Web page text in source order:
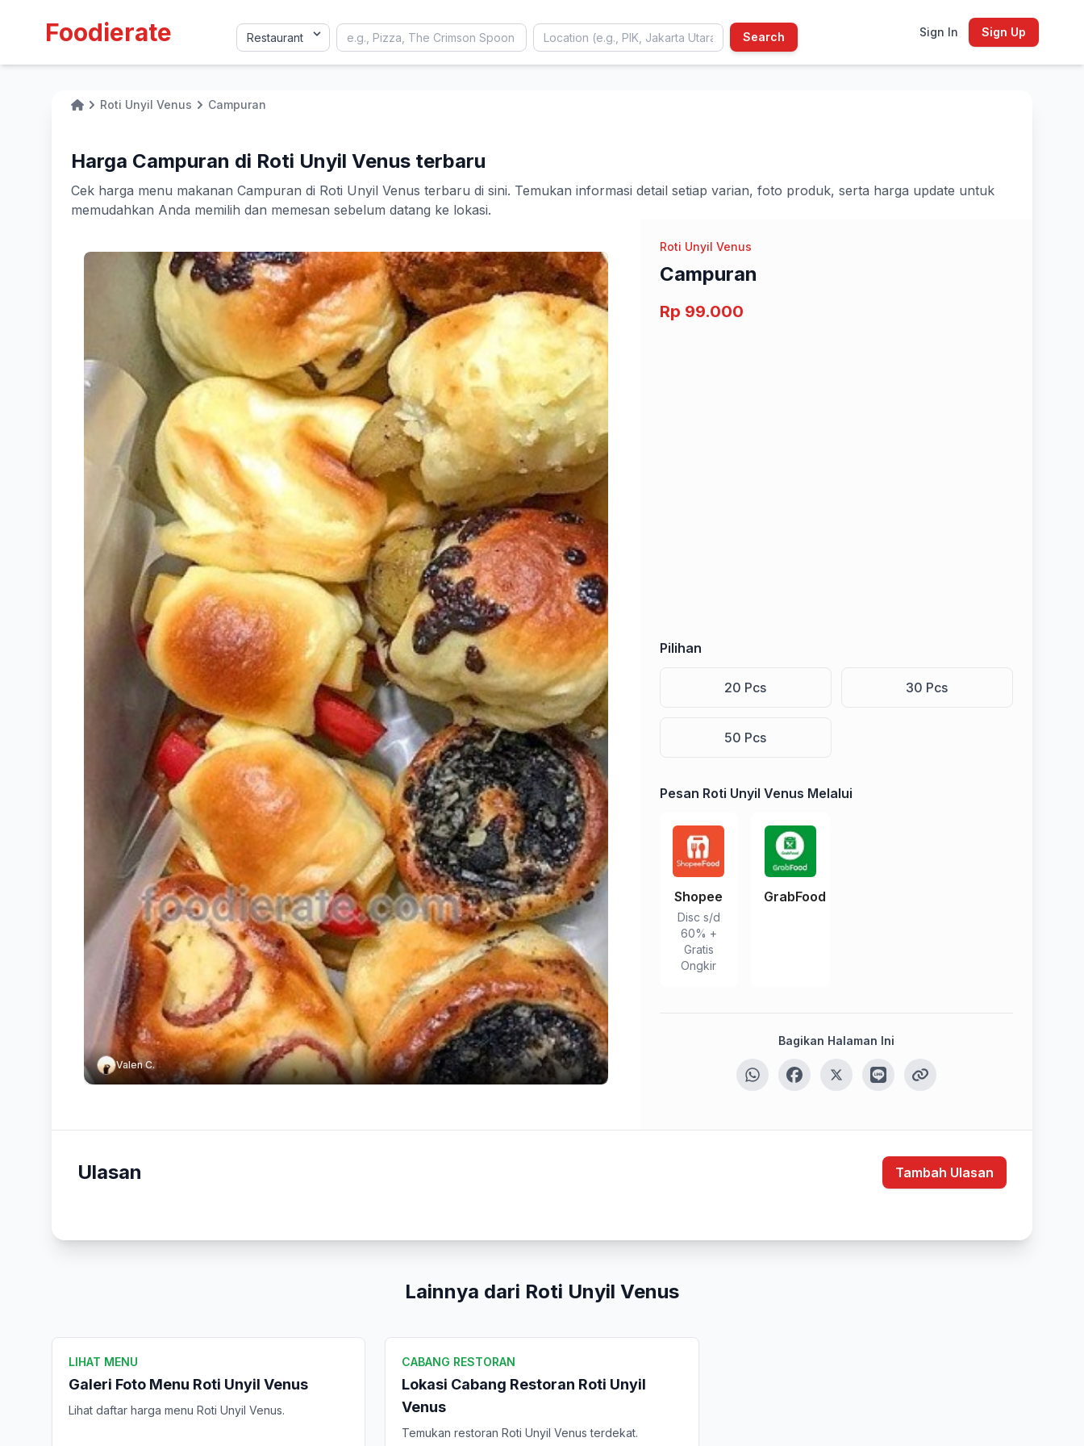
Foodierate Search Sign In Sign Up
HomeRoti Unyil Venus Campuran
Harga Campuran di Roti Unyil Venus terbaru
Cek harga menu makanan Campuran di Roti Unyil Venus terbaru di sini. Temukan informasi detail setiap varian, foto produk, serta harga update untuk
memudahkan Anda memilih dan memesan sebelum datang ke lokasi.
Valen C.
Roti Unyil Venus
Campuran
Rp 99.000
Pilihan
20 Pcs 30 Pcs
50 Pcs
Pesan Roti Unyil Venus Melalui
Shopee
Disc s/d
60% +
Gratis
Ongkir
GrabFood
Bagikan Halaman Ini
Ulasan Tambah Ulasan
Lainnya dari Roti Unyil Venus
LIHAT MENU
Galeri Foto Menu Roti Unyil Venus
Lihat daftar harga menu Roti Unyil Venus.
CABANG RESTORAN
Lokasi Cabang Restoran Roti Unyil
Venus
Temukan restoran Roti Unyil Venus terdekat.
Tulis Ulasan
Peringkat Anda
Komentar Anda
Kirim Ulasan